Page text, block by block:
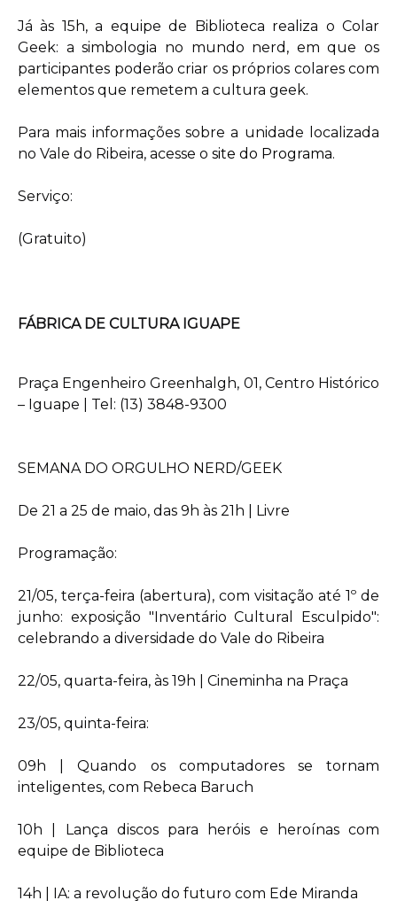
Já às 15h, a equipe de Biblioteca realiza o Colar
Geek: a simbologia no mundo nerd, em que os
participantes poderão criar os próprios colares com
elementos que remetem a cultura geek.
Para mais informações sobre a unidade localizada
no Vale do Ribeira, acesse o site do Programa.
Serviço:
(Gratuito)
FÁBRICA DE CULTURA IGUAPE
Praça Engenheiro Greenhalgh, 01, Centro Histórico
– Iguape | Tel: (13) 3848-9300
SEMANA DO ORGULHO NERD/GEEK
De 21 a 25 de maio, das 9h às 21h | Livre
Programação:
21/05, terça-feira (abertura), com visitação até 1º de
junho: exposição "Inventário Cultural Esculpido":
celebrando a diversidade do Vale do Ribeira
22/05, quarta-feira, às 19h | Cineminha na Praça
23/05, quinta-feira:
09h | Quando os computadores se tornam
inteligentes, com Rebeca Baruch
10h | Lança discos para heróis e heroínas com
equipe de Biblioteca
14h | IA: a revolução do futuro com Ede Miranda